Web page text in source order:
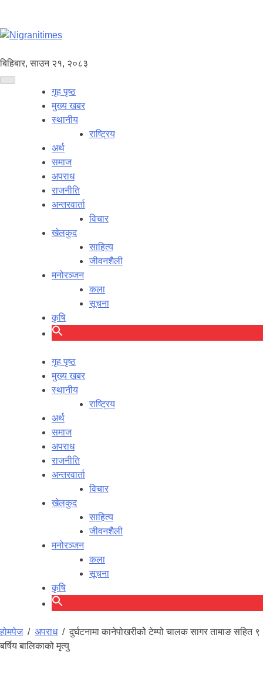
बिहिबार, साउन २१, २०८३
गृह पृष्ठ
मुख्य खबर
स्थानीय
राष्ट्रिय
अर्थ
समाज
अपराध
राजनीति
अन्तरवार्ता
विचार
खेलकुद
साहित्य
जीवनशैली
मनोरञ्जन
कला
सूचना
कृषि
गृह पृष्ठ
मुख्य खबर
स्थानीय
राष्ट्रिय
अर्थ
समाज
अपराध
राजनीति
अन्तरवार्ता
विचार
खेलकुद
साहित्य
जीवनशैली
मनोरञ्जन
कला
सूचना
कृषि
होमपेज/ अपराध/दुर्घटनामा कानेपोखरीकोे टेम्पो चालक सागर तामाङ सहित ९
बर्षिय बालिकाको मृत्यु